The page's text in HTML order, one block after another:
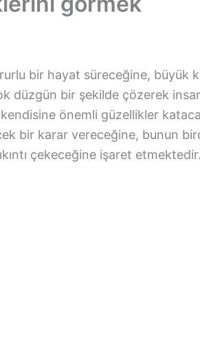
bir hayat süreceğine, büyük
düzgün bir şekilde çözerek
kendisine önemli güzellikler
bir karar vereceğine, bunun
çekeceğine işaret etmektedir.